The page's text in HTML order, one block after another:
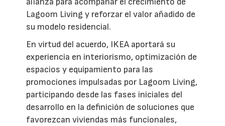
Lagoom Living y reforzar el valor añadido de
su modelo residencial.
En virtud del acuerdo, IKEA aportará su
experiencia en interiorismo, optimización de
espacios y equipamiento para las
promociones impulsadas por Lagoom Living,
participando desde las fases iniciales del
desarrollo en la definición de soluciones que
favorezcan viviendas más funcionales,